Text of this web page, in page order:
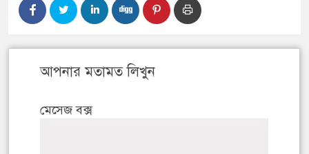
আপনার মতামত লিখুন
মেসেজ বক্স